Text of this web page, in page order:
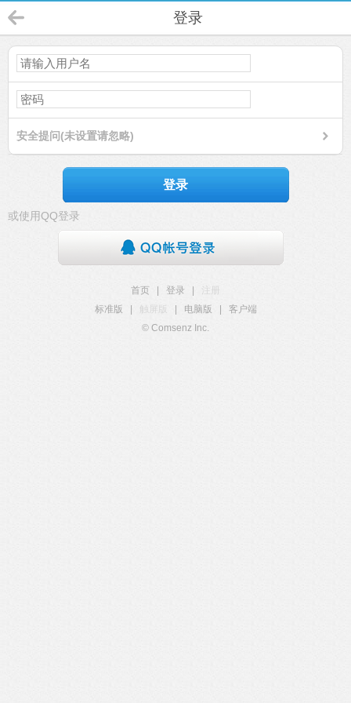
登录
安全提问(未设置请忽略)
登录
或使用QQ登录
首页 登录
注册
标准版
触屏版 电脑版
客户端
© Comsenz Inc.